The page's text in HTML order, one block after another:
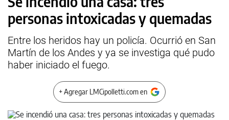
personas intoxicadas y quemadas
Entre los heridos hay un policía. Ocurrió en San
Martín de los Andes y ya se investiga qué pudo
haber iniciado el fuego.
+ Agregar LMCipolletti.com en